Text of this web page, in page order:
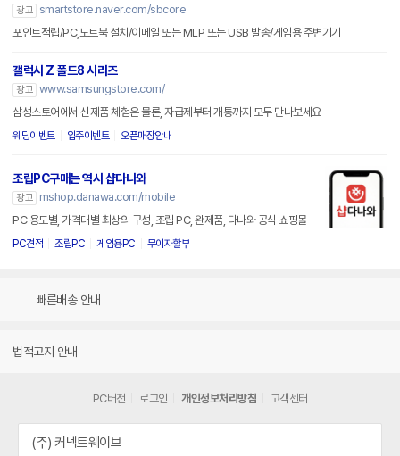
광고 smartstore.naver.com/sbcore
포인트적립/PC,노트북 설치/이메일 또는 MLP 또는 USB 발송/게임용 주변기기
갤럭시 Z 폴드8 시리즈
광고 www.samsungstore.com/
삼성스토어에서 신제품 체험은 물론, 자급제부터 개통까지 모두 만나보세요
웨딩이벤트 입주이벤트 오픈매장안내
조립PC구매는 역시 샵다나와
광고
mshop.danawa.com/mobile
PC 용도별, 가격대별 최상의 구성, 조립 PC, 완제품, 다나와 공식 쇼핑몰
PC견적 조립PC 게임용PC 무이자할부
빠른배송 안내
법적고지 안내
PC버전 로그인 개인정보처리방침 고객센터
(주) 커넥트웨이브